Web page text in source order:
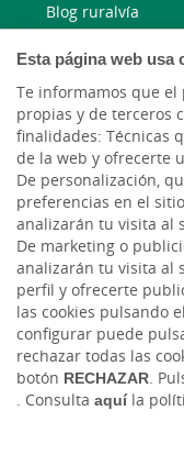
Esta página web usa
Te informamos que
propias y de terceros
finalidades: Técnicas
de la web y ofrecerte
De personalización,
preferencias en el
analizarán tu visita al
De marketing o
analizarán tu visita al
perfil y ofrecerte
las cookies pulsando
configurar puede
rechazar todas las
botón RECHAZAR.
. Consulta aquíla
Blog ruralvía
Blog Joven In
Facebook
Twitter
Tablón de anuncios